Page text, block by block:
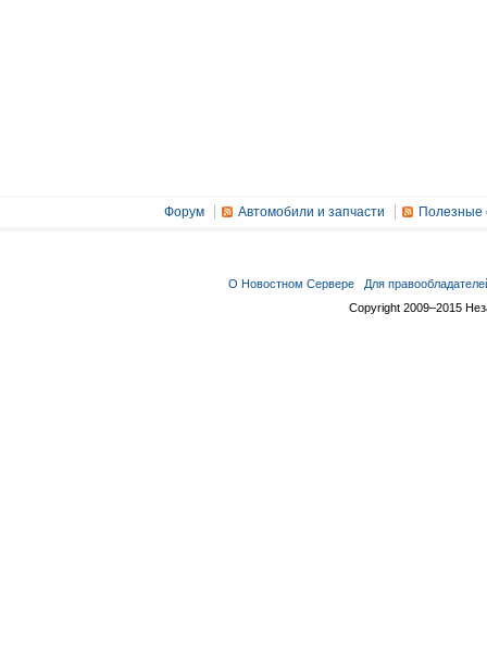
Форум Автомобили и запчасти Полезные
О Новостном Сервере
Для
Copyright 2009–2015